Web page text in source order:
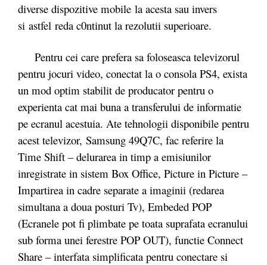
diverse dispozitive mobile la acesta sau invers
si astfel reda c0ntinut la rezolutii superioare.
Pentru cei care prefera sa foloseasca televizorul
pentru jocuri video, conectat la o consola PS4, exista
un mod optim stabilit de producator pentru o
experienta cat mai buna a transferului de informatie
pe ecranul acestuia. Ate tehnologii disponibile pentru
acest televizor, Samsung 49Q7C, fac referire la
Time Shift – delurarea in timp a emisiunilor
inregistrate in sistem Box Office, Picture in Picture –
Impartirea in cadre separate a imaginii (redarea
simultana a doua posturi Tv), Embeded POP
(Ecranele pot fi plimbate pe toata suprafata ecranului
sub forma unei ferestre POP OUT), functie Connect
Share – interfata simplificata pentru conectare si